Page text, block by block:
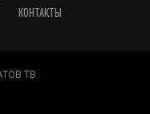
КОНТАКТЫ
ТВ